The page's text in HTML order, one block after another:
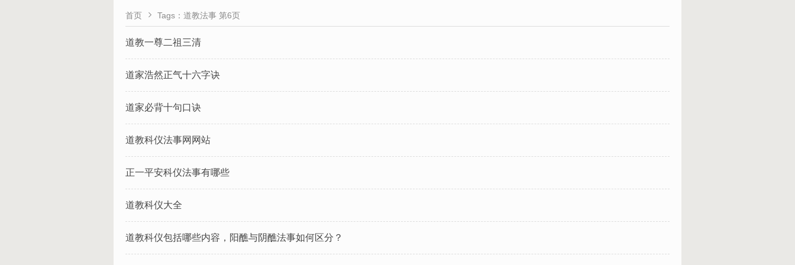
首页  Tags：道教法事 第6页
道教一尊二祖三清
道家浩然正气十六字诀
道家必背十句口诀
道教科仪法事网网站
正一平安科仪法事有哪些
道教科仪大全
道教科仪包括哪些内容，阳醮与阴醮法事如何区分？